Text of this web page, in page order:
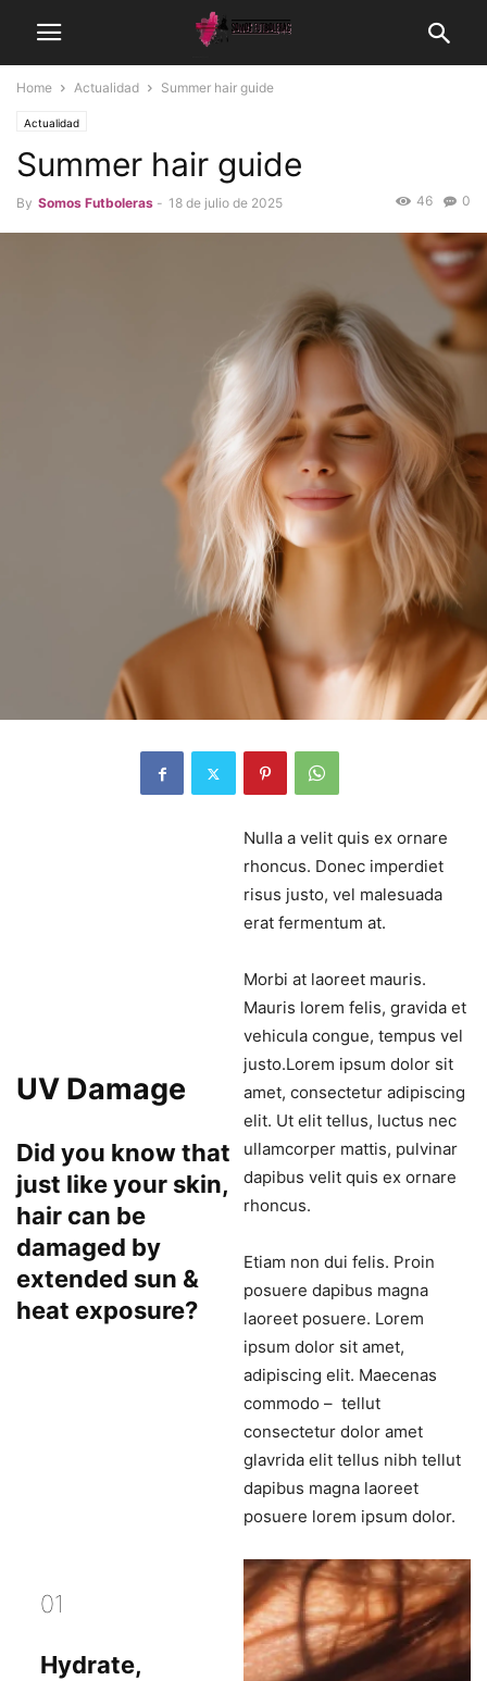
Home Actualidad Summer hair guide
Actualidad
Summer hair guide
By Somos Futboleras - 18 de julio de 2025 0
46
UV Damage
Did you know that
just like your skin,
hair can be
damaged by
extended sun &
heat exposure?
Nulla a velit quis ex ornare
rhoncus. Donec imperdiet
risus justo, vel malesuada
erat fermentum at.
Morbi at laoreet mauris.
Mauris lorem felis, gravida et
vehicula congue, tempus vel
justo.Lorem ipsum dolor sit
amet, consectetur adipiscing
elit. Ut elit tellus, luctus nec
ullamcorper mattis, pulvinar
dapibus velit quis ex ornare
rhoncus.
Etiam non dui felis. Proin
posuere dapibus magna
laoreet posuere. Lorem
ipsum dolor sit amet,
adipiscing elit. Maecenas
commodo – tellut
consectetur dolor amet
glavrida elit tellus nibh tellut
dapibus magna laoreet
posuere lorem ipsum dolor.
01
Hydrate,